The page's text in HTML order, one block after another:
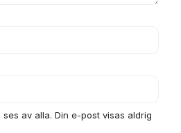
av alla. Din e-post visas aldrig